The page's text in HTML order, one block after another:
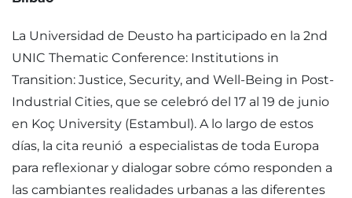
La Universidad de Deusto ha participado en la 2nd
UNIC Thematic Conference: Institutions in
Transition: Justice, Security, and Well-Being in Post-
Industrial Cities, que se celebró del 17 al 19 de junio
en Koç University (Estambul). A lo largo de estos
días, la cita reunió a especialistas de toda Europa
para reflexionar y dialogar sobre cómo responden a
las cambiantes realidades urbanas a las diferentes